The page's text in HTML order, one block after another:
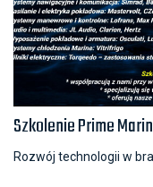
Szkolenie Prime
Rozwój technologii w